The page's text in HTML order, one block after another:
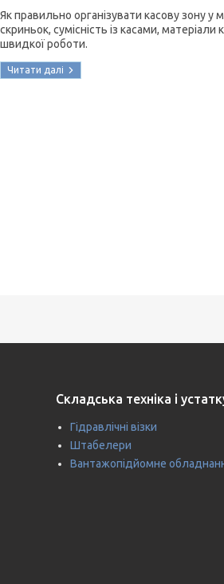
Як правильно організувати касову зону у
скриньок, сумісність із касами,
швидкої роботи.
Складська техніка і
Гідравлічні візки
Штабелери
Вантажопідйомне